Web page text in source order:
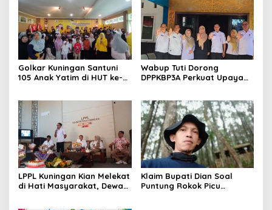
Golkar Kuningan Santuni
105 Anak Yatim di HUT ke-
Berjaya
Wabup Tuti Dorong
DPPKBP3A Perkuat Upaya
Keluarga
LPPL Kuningan Kian Melekat
di Hati Masyarakat, Dewas
Klaim Bupati Dian Soal
Puntung Rokok Picu